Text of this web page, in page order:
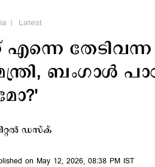
Latest
ബംഗാൾ
ഡസ്ക്
on May 12, 2026, 08:38 PM IST